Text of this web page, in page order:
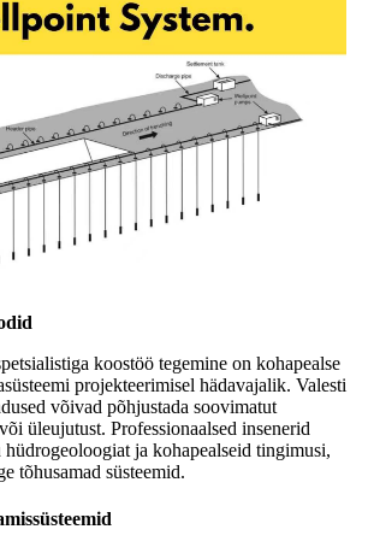
koostöö tegemine on kohapealse
projekteerimisel hädavajalik. Valesti
võivad põhjustada soovimatut
üleujutust. Professionaalsed insenerid
ja kohapealseid tingimusi,
tõhusamad süsteemid.